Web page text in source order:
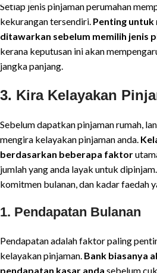
Setiap jenis pinjaman perumahan
kekurangan tersendiri. Penting untuk
ditawarkan sebelum memilih jenis
kerana keputusan ini akan
jangka panjang.
3. Kira Kelayakan
Sebelum dapatkan pinjaman rumah,
mengira kelayakan pinjaman anda.
berdasarkan beberapa faktor
jumlah yang anda layak untuk
komitmen bulanan, dan kadar faedah
1. Pendapatan Bulanan
Pendapatan adalah faktor paling
kelayakan pinjaman. Bank biasanya
pendapatan kasar anda sebelum